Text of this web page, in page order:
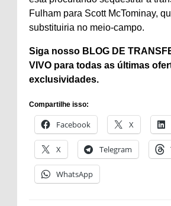
Fulham para Scott McTominay,
substituiria no meio-campo.
Siga nosso BLOG DE
VIVO para todas as últimas
exclusividades.
Compartilhe isso:
Facebook X
X Telegram
WhatsApp